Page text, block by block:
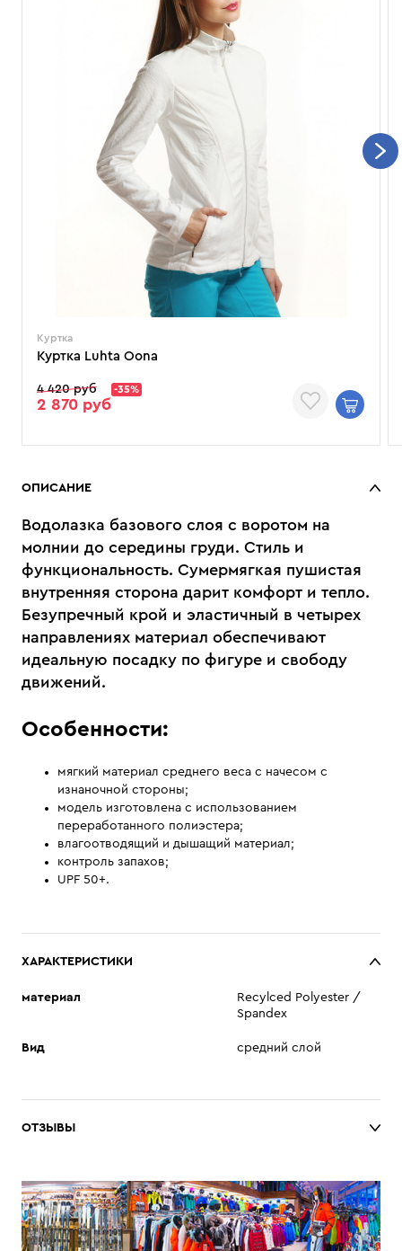
Куртка
Куртка Luhta Oona
4 420 руб -35%
2 870 руб
ОПИСАНИЕ
Водолазка базового слоя с воротом на
молнии до середины груди. Стиль и
функциональность. Сумермягкая пушистая
внутренняя сторона дарит комфорт и тепло.
Безупречный крой и эластичный в четырех
направлениях материал обеспечивают
идеальную посадку по фигуре и свободу
движений.
Особенности:
мягкий материал среднего веса с начесом с
изнаночной стороны;
модель изготовлена с использованием
переработанного полиэстера;
влагоотводящий и дышащий материал;
контроль запахов;
UPF 50+.
ХАРАКТЕРИСТИКИ
материал
Recylced Polyester /
Spandex
Вид средний слой
ОТЗЫВЫ